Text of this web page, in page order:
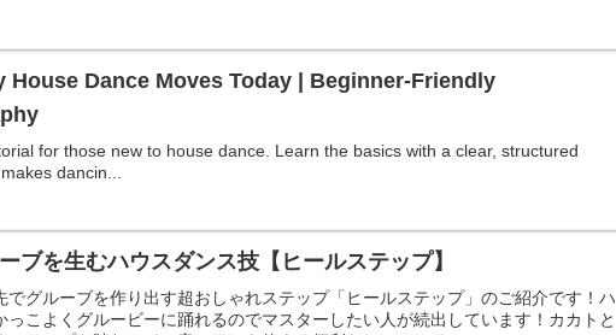
House Dance Moves Today | Beginner-Friendly
for those new to house dance. Learn the basics with a clear, structured
dancin...
ブを生むハウスダンス技【ヒールステップ】
でグルーブを作り出す超おしゃれステップ「ヒールステップ」のご紹介です！ハ
っこよくグルービーに踊れるのでマスターしたい人が続出しています！カカトと